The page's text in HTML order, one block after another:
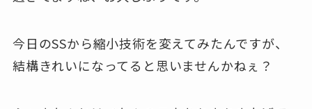
今日のSSから縮小技術を変えてみたんですが、
結構きれいになってると思いませんかねぇ？